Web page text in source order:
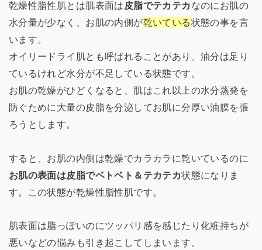
乾燥性脂性肌とは肌表面は 皮脂でテカテカ なのにお肌の
水分量が少なく、お肌の内側が乾いている状態の事を言
います。
オイリードライ肌とも呼ばれることがあり、油分は足り
ているけれど水分が不足している状態です。
お肌の乾燥がひどくなると、肌はこれ以上の水分蒸発を
防ぐために大量の皮脂を分泌してお肌に分厚い油膜を張
ろうとします。
すると、お肌の内側は乾燥でカラカラに乾いているのに
お肌の表面は皮脂でベトベト＆テカテカ状態になりま
す。この状態が乾燥性脂性肌です。
肌表面は脂っぽいのにツッパリ感を感じたり化粧持ちが
悪いなどの悩みも引き起こしてしまいます。